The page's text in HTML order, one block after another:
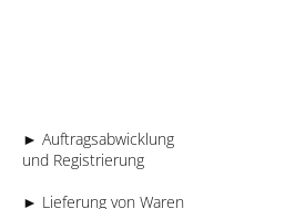
► Auftragsabwicklung
und Registrierung
► Lieferung von Waren